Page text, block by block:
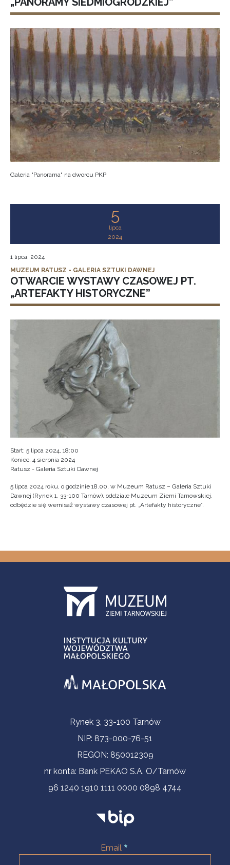
Galeria "Panorama" na dworcu PKP
5
lipca
2024
1 lipca, 2024
MUZEUM RATUSZ - GALERIA SZTUKI DAWNEJ
OTWARCIE WYSTAWY CZASOWEJ PT.
„ARTEFAKTY HISTORYCZNE”
Start: 5 lipca 2024, 18:00
Koniec: 4 sierpnia 2024
Ratusz - Galeria Sztuki Dawnej
5 lipca 2024 roku, o godzinie 18.00, w Muzeum Ratusz – Galeria Sztuki
Dawnej (Rynek 1, 33-100 Tarnów), oddziale Muzeum Ziemi Tarnowskiej,
odbędzie się wernisaż wystawy czasowej pt. „Artefakty historyczne”.
Informacje kontaktoweRynek 3, 33-100 Tarnów
NIP: 873-000-76-51
REGON: 850012309
nr konta: Bank PEKAO S.A. O/Tarnów
96 1240 1910 1111 0000 0898 4744
Email